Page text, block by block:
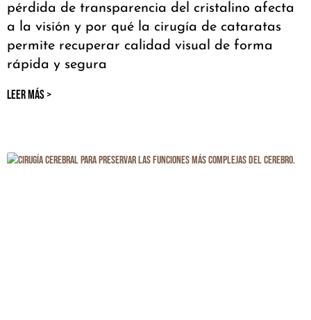
pérdida de transparencia del cristalino afecta
a la visión y por qué la cirugía de cataratas
permite recuperar calidad visual de forma
rápida y segura
LEER MÁS >